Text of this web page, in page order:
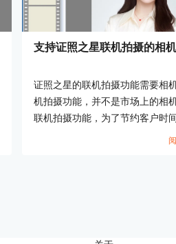
支持证照之星联机拍摄的相
证照之星的联机拍摄功能需要相
机拍摄功能，并不是市场上的相
联机拍摄功能，为了节约客户时
力，为此我们给客户提供了如下